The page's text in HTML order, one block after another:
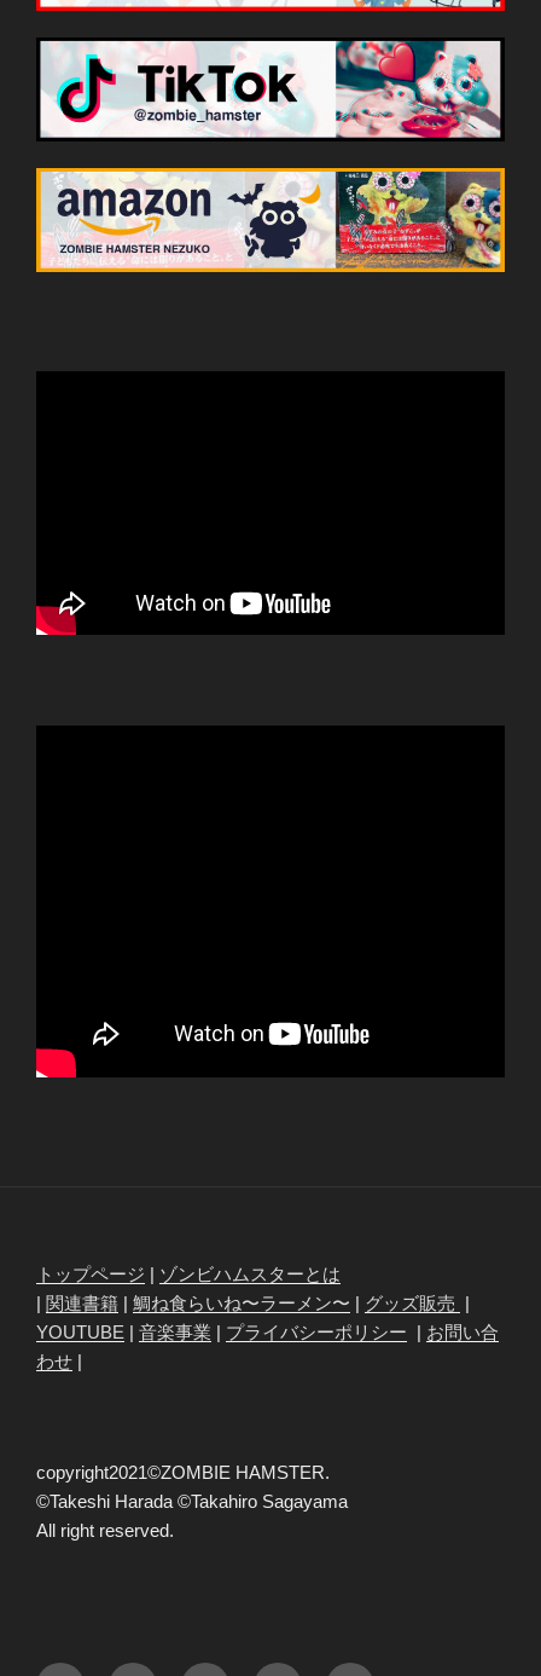
トップページ | ゾンビハムスターとは
| 関連書籍 | 鯛ね食らいね〜ラーメン〜 | グッズ販売 |
YOUTUBE | 音楽事業 | プライバシーポリシー | お問い合
わせ |
copyright2021©ZOMBIE HAMSTER.
©Takeshi Harada ©Takahiro Sagayama
All right reserved.